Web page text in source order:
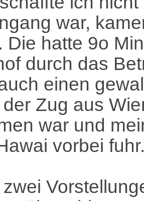
war,
Die hatte 9o
durch das
einen
Zug aus
war und
vorbei